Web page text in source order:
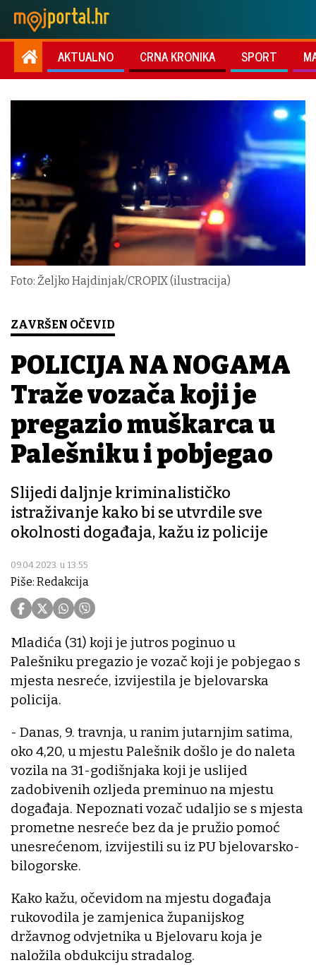
AKTUALNO CRNA KRONIKA SPORT
Foto: Željko Hajdinjak/CROPIX (ilustracija)
ZAVRŠEN OČEVID
POLICIJA NA NOGAMA
Traže vozača koji je
pregazio muškarca u
Palešniku i pobjegao
Slijedi daljnje kriminalističko
istraživanje kako bi se utvrdile sve
okolnosti događaja, kažu iz policije
09.04.2023. u 13:55
Piše: Redakcija
Mladića (31) koji je jutros poginuo u
Palešniku pregazio je vozač koji je pobjegao s
mjesta nesreće, izvijestila je bjelovarska
policija.
- Danas, 9. travnja, u ranim jutarnjim satima,
oko 4,20, u mjestu Palešnik došlo je do naleta
vozila na 31-godišnjaka koji je uslijed
zadobivenih ozljeda preminuo na mjestu
događaja. Nepoznati vozač udaljio se s mjesta
prometne nesreće bez da je pružio pomoć
unesrećenom, izvijestili su iz PU bjelovarsko-
bilogorske.
Kako kažu, očevidom na mjestu događaja
rukovodila je zamjenica županijskog
državnog odvjetnika u Bjelovaru koja je
naložila obdukciju stradalog.